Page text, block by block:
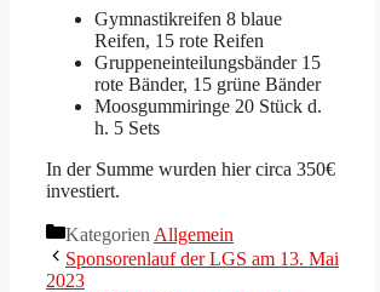
Gymnastikreifen 8 blaue
Reifen, 15 rote Reifen
Gruppeneinteilungsbänder 15
rote Bänder, 15 grüne Bänder
Moosgummiringe 20 Stück d.
h. 5 Sets
In der Summe wurden hier circa 350€
investiert.
Kategorien Allgemein
Sponsorenlauf der LGS am 13. Mai
2023